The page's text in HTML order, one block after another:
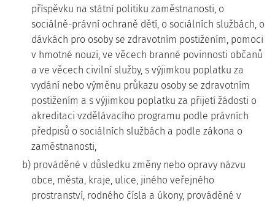
příspěvku na státní politiku zaměstnanosti, o
sociálně-právní ochraně dětí, o sociálních službách, o
dávkách pro osoby se zdravotním postižením, pomoci
v hmotné nouzi, ve věcech branné povinnosti občanů
a ve věcech civilní služby, s výjimkou poplatku za
vydání nebo výměnu průkazu osoby se zdravotním
postižením a s výjimkou poplatku za přijetí žádosti o
akreditaci vzdělávacího programu podle právních
předpisů o sociálních službách a podle zákona o
zaměstnanosti,
b) prováděné v důsledku změny nebo opravy názvu
obce, města, kraje, ulice, jiného veřejného
prostranství, rodného čísla a úkony, prováděné v